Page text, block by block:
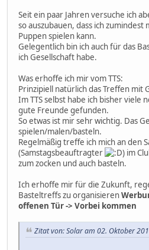
Seit ein paar Jahren versuche ich
so auszubauen, dass ich
Puppen spielen kann.
Gelegentlich bin ich auch für das
ich Gesellschaft habe.
Was erhoffe ich mir vom TTS:
Prinzipiell natürlich das Treffen mit
Im TTS selbst habe ich bisher viele
gute Freunde gefunden.
So etwas ist mir sehr wichtig. Das
spielen/malen/basteln.
Regelmäßig treffe ich mich an den
(Samstagsbeauftragter
) im
zum zocken und auch basteln.
Ich erhoffe mir für die Zukunft,
Basteltreffs zu organisieren
offenen Tür -> Vorbei kommen
Zitat von: Solar am 02. Oktober